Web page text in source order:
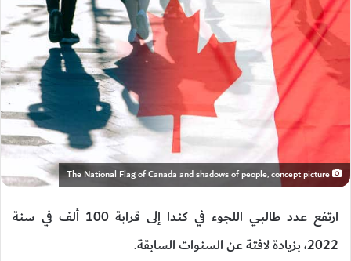
ارتفع عدد طالبي اللجوء في كندا إلى قرابة 100 ألف في سنة
2022، بزيادة لافتة عن السنوات السابقة.